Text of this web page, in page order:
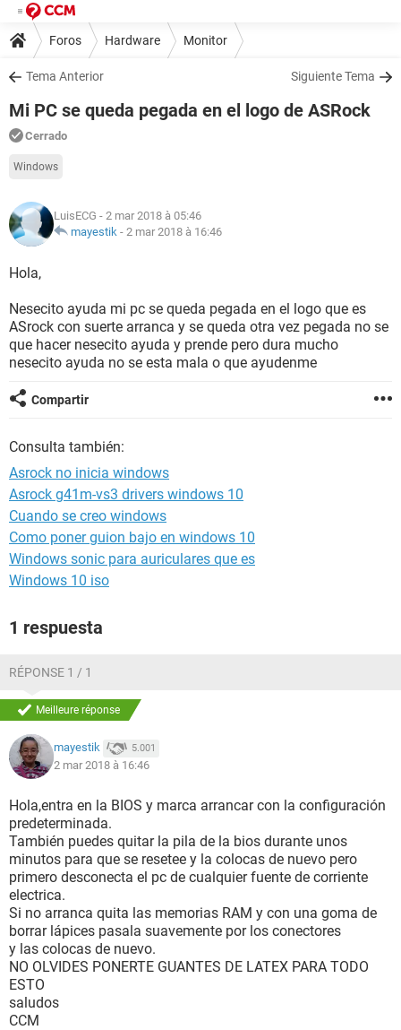
Foros Hardware Monitor
Tema Anterior Siguiente Tema
Mi PC se queda pegada en el logo de ASRock
Cerrado
Windows
LuisECG - 2 mar 2018 à 05:46
mayestik - 2 mar 2018 à 16:46
Hola,
Nesecito ayuda mi pc se queda pegada en el logo que es
ASrock con suerte arranca y se queda otra vez pegada no se
que hacer nesecito ayuda y prende pero dura mucho
nesecito ayuda no se esta mala o que ayudenme
Compartir
Consulta también:
Asrock no inicia windows
Asrock g41m-vs3 drivers windows 10
Cuando se creo windows
Como poner guion bajo en windows 10
Windows sonic para auriculares que es
Windows 10 iso
1 respuesta
RÉPONSE 1 / 1
Meilleure réponse
mayestik 5.001
2 mar 2018 à 16:46
Hola,entra en la BIOS y marca arrancar con la configuración
predeterminada.
También puedes quitar la pila de la bios durante unos
minutos para que se resetee y la colocas de nuevo pero
primero desconecta el pc de cualquier fuente de corriente
electrica.
Si no arranca quita las memorias RAM y con una goma de
borrar lápices pasala suavemente por los conectores
y las colocas de nuevo.
NO OLVIDES PONERTE GUANTES DE LATEX PARA TODO
ESTO
saludos
CCM